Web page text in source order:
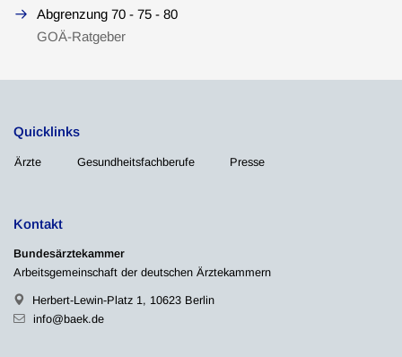
Abgrenzung 70 - 75 - 80
GOÄ-Ratgeber
Quicklinks
Ärzte Gesundheitsfachberufe Presse
Kontakt
Bundesärztekammer
Arbeitsgemeinschaft der deutschen Ärztekammern
Herbert-Lewin-Platz 1, 10623 Berlin
info@baek.de